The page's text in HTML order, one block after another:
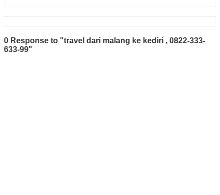
0 Response to "travel dari malang ke kediri , 0822-333-
633-99"